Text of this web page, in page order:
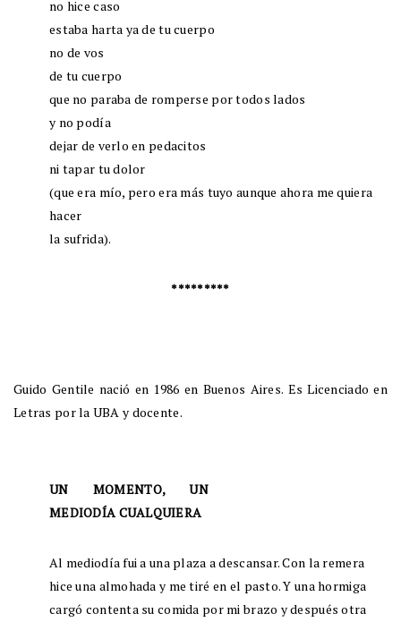
no hice caso
estaba harta ya de tu cuerpo
no de vos
de tu cuerpo
que no paraba de romperse por todos lados
y no podía
dejar de verlo en pedacitos
ni tapar tu dolor
(que era mío, pero era más tuyo aunque ahora me quiera
hacer
la sufrida).
*********
Guido Gentile nació en 1986 en Buenos Aires. Es Licenciado en
Letras por la UBA y docente.
UN MOMENTO, UN
MEDIODÍA CUALQUIERA
Al mediodía fui a una plaza a descansar. Con la remera
hice una almohada y me tiré en el pasto. Y una hormiga
cargó contenta su comida por mi brazo y después otra